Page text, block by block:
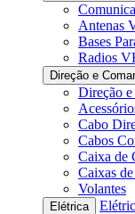
Antenas
Bases
Radios
Direção e
Direção
Cabo
Cabos
Caixa de
Caixas
Volantes
Elétrica